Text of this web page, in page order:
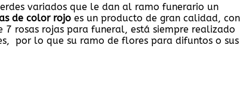
variados que le dan al ramo funerario un
de color rojo es un producto de gran calidad, con
7 rosas rojas para funeral, está siempre realizado
por lo que su ramo de flores para difuntos o sus